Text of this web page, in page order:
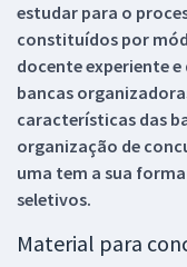
estudar para o
constituídos por
docente experiente
bancas
características das
organização de
uma tem a sua
seletivos.
Material para